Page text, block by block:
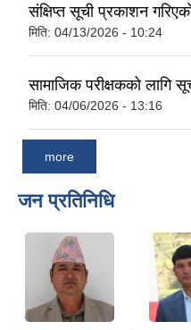
संक्षिप्त सूची प्रकाशन
मिति: 04/13/2026 - 10:24
सामाजिक परीक्षकको लागि
मिति: 04/06/2026 - 13:16
more
जन प्रतिनिधि